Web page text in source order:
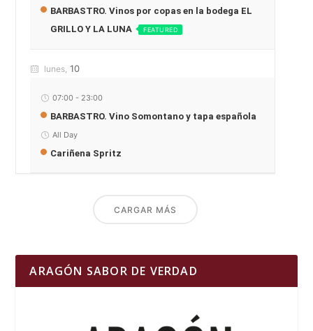
BARBASTRO. Vinos por copas en la bodega EL
GRILLO Y LA LUNA
FEATURED
lunes, 10
07:00 - 23:00
BARBASTRO. Vino Somontano y tapa española
All Day
Cariñena Spritz
CARGAR MÁS
ARAGÓN SABOR DE VERDAD